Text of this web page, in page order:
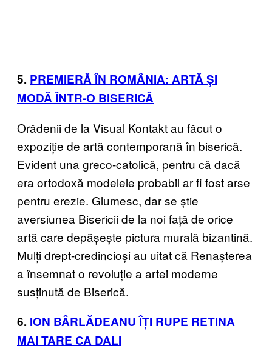
5. PREMIERĂ ÎN ROMÂNIA: ARTĂ ȘI
MODĂ ÎNTR-O BISERICĂ
Orădenii de la Visual Kontakt au făcut o
expoziție de artă contemporană în biserică.
Evident una greco-catolică, pentru că dacă
era ortodoxă modelele probabil ar fi fost arse
pentru erezie. Glumesc, dar se știe
aversiunea Bisericii de la noi față de orice
artă care depășește pictura murală bizantină.
Mulți drept-credincioși au uitat că Renașterea
a însemnat o revoluție a artei moderne
susținută de Biserică.
6. ION BÂRLĂDEANU ÎȚI RUPE RETINA
MAI TARE CA DALI